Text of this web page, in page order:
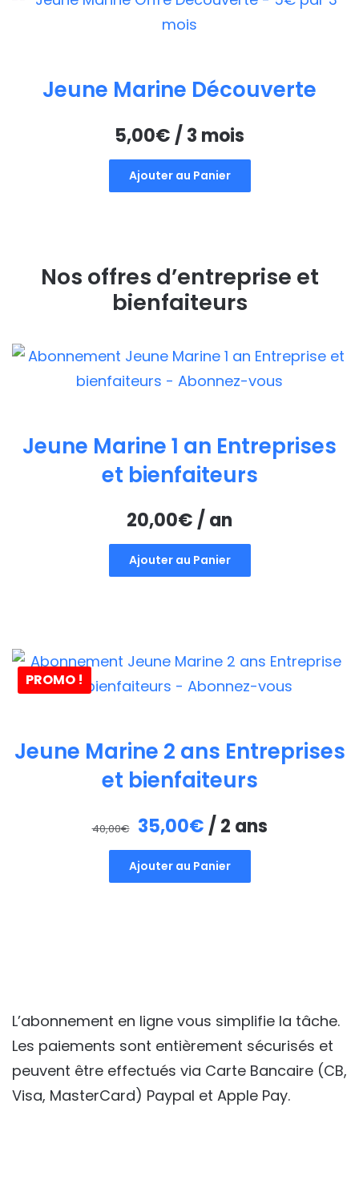
Jeune Marine Découverte
5,00€ / 3 mois
Ajouter au Panier
Nos offres d’entreprise et
bienfaiteurs
Jeune Marine 1 an Entreprises
et bienfaiteurs
20,00€/ an
Ajouter au Panier
PROMO !
Jeune Marine 2 ans Entreprises
et bienfaiteurs
40,00€
Le
prix
initial
35,00€Le
prix
actuel
/ 2 ans
Ajouter au Panier
L’abonnement en ligne vous simplifie la tâche.
Les paiements sont entièrement sécurisés et
peuvent être effectués via Carte Bancaire (CB,
Visa, MasterCard) Paypal et Apple Pay.